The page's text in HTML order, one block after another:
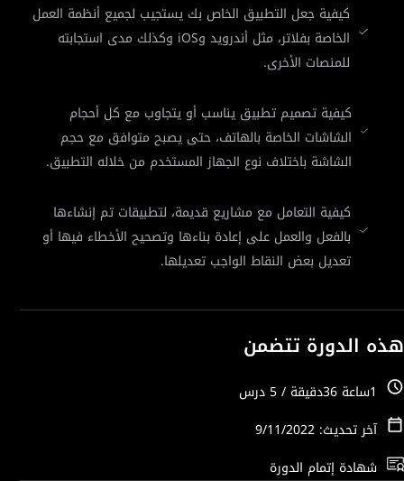
كيفية جعل التطبيق الخاص بك يستجيب لجميع أنظمة العمل
الخاصة بفلاتر، مثل أندرويد وiOS وكذلك مدى استجابته
للمنصات الأخرى.
كيفية تصميم تطبيق يناسب أو يتجاوب مع كل أحجام
الشاشات الخاصة بالهاتف، حتى يصبح متوافق مع حجم
الشاشة باختلاف نوع الجهاز المستخدم من خلاله التطبيق.
كيفية التعامل مع مشاريع قديمة، لتطبيقات تم إنشاءها
بالفعل والعمل على إعادة بناءها وتصحيح الأخطاء فيها أو
تعديل بعض النقاط الواجب تعديلها.
هذه الدورة تتضمن
آخر تحديث: 9/11/2022
شهادة إتمام الدورة